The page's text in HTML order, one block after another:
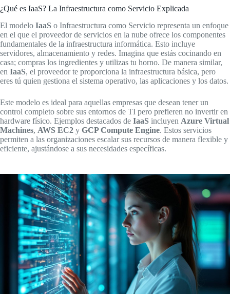
¿Qué es IaaS? La Infraestructura como Servicio Explicada
El modelo IaaS o Infraestructura como Servicio representa un enfoque
en el que el proveedor de servicios en la nube ofrece los componentes
fundamentales de la infraestructura informática. Esto incluye
servidores, almacenamiento y redes. Imagina que estás cocinando en
casa; compras los ingredientes y utilizas tu horno. De manera similar,
en IaaS, el proveedor te proporciona la infraestructura básica, pero
eres tú quien gestiona el sistema operativo, las aplicaciones y los datos.
Este modelo es ideal para aquellas empresas que desean tener un
control completo sobre sus entornos de TI pero prefieren no invertir en
hardware físico. Ejemplos destacados de IaaS incluyen Azure Virtual
Machines, AWS EC2 y GCP Compute Engine. Estos servicios
permiten a las organizaciones escalar sus recursos de manera flexible y
eficiente, ajustándose a sus necesidades específicas.